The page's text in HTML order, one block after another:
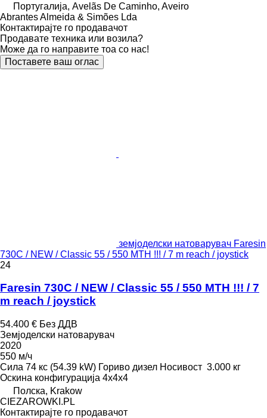
Португалија, Avelãs De Caminho, Aveiro
Abrantes Almeida & Simões Lda
Контактирајте го продавачот
Продавате техника или возила?
Може да го направите тоа со нас!
Поставете ваш оглас
земјоделски натоварувач Faresin
730C / NEW / Classic 55 / 550 MTH !!! / 7 m reach / joystick
24
Faresin 730C / NEW / Classic 55 / 550 MTH !!! / 7
m reach / joystick
54.400 € Без ДДВ
Земјоделски натоварувач
2020
550 м/ч
Сила 74 кс (54.39 kW) Гориво дизел Носивост 3.000 кг
Оскина конфигурација 4x4x4
Полска, Krakow
CIEZAROWKI.PL
Контактирајте го продавачот